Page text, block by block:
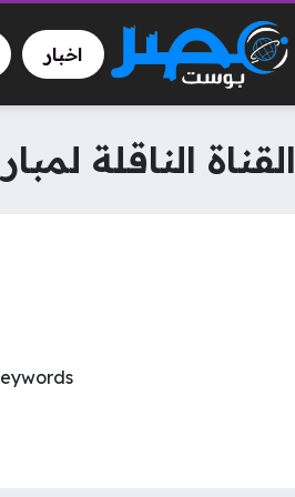
اخبار
القناة الناقلة